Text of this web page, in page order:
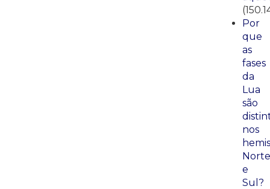
Por
que
as
fases
da
Lua
são
nos
Norte
e
Sul?